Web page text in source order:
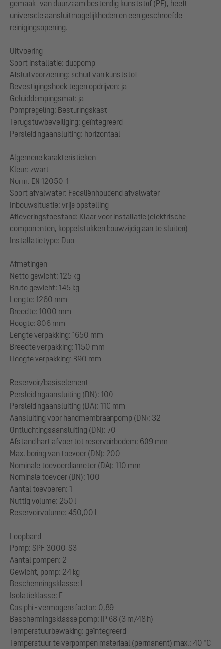
gemaakt van duurzaam bestendig kunststof (PE), heeft
universele aansluitmogelijkheden en een geschroefde
reinigingsopening.
Uitvoering
Soort installatie: duopomp
Afsluitvoorziening: schuif van kunststof
Bevestigingshoek tegen opdrijven: ja
Geluiddempingsmat: ja
Pompregeling: Besturingskast
Terugstuwbeveiliging: geïntegreerd
Persleidingaansluiting: horizontaal
Algemene karakteristieken
Kleur: zwart
Norm: EN 12050-1
Soort afvalwater: Fecaliënhoudend afvalwater
Inbouwsituatie: vrije opstelling
Afleveringstoestand: Klaar voor installatie (elektrische
componenten, koppelstukken bouwzijdig aan te sluiten)
Installatietype: Duo
Afmetingen
Netto gewicht: 125 kg
Bruto gewicht: 145 kg
Lengte: 1260 mm
Breedte: 1000 mm
Hoogte: 806 mm
Lengte verpakking: 1650 mm
Breedte verpakking: 1150 mm
Hoogte verpakking: 890 mm
Reservoir/basiselement
Persleidingaansluiting (DN): 100
Persleidingaansluiting (DA): 110 mm
Aansluiting voor handmembraanpomp (DN): 32
Ontluchtingsaansluiting (DN): 70
Afstand hart afvoer tot reservoirbodem: 609 mm
Max. boring van toevoer (DN): 200
Nominale toevoerdiameter (DA): 110 mm
Nominale toevoer (DN): 100
Aantal toevoeren: 1
Nuttig volume: 250 l
Reservoirvolume: 450,00 l
Loopband
Pomp: SPF 3000-S3
Aantal pompen: 2
Gewicht, pomp: 24 kg
Beschermingsklasse: I
Isolatieklasse: F
Cos phi - vermogensfactor: 0,89
Beschermingsklasse pomp: IP 68 (3 m/48 h)
Temperatuurbewaking: geïntegreerd
Temperatuur te verpompen materiaal (permanent) max.: 40 °C